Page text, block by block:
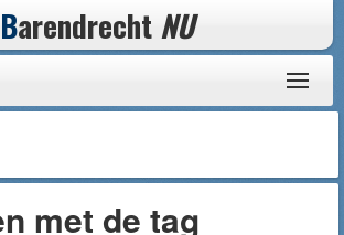
Barendrecht NU
met de tag